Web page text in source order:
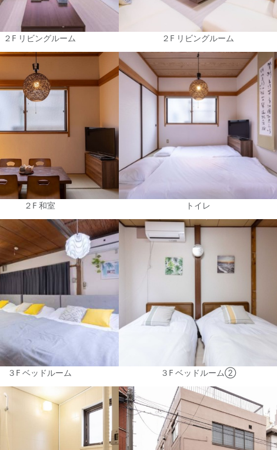
２F リビングルーム ２F リビングルーム
２F 和室 トイレ
３F ベッドルーム ３F ベッドルーム②